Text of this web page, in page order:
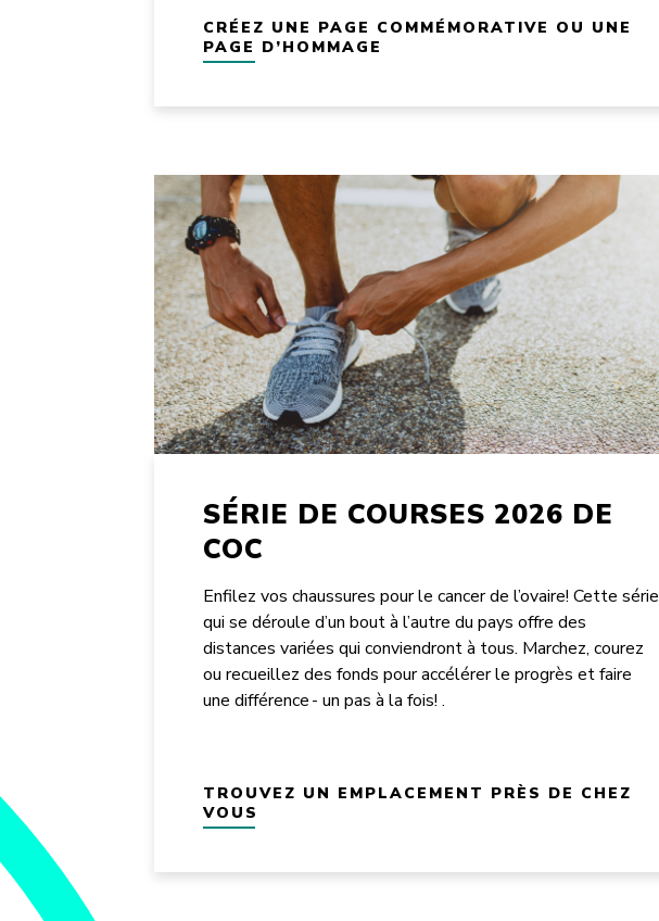
CRÉEZ UNE PAGE COMMÉMORATIVE OU UNE
PAGE D’HOMMAGE
SÉRIE DE COURSES 2026 DE
COC
Enfilez vos chaussures pour le cancer de l’ovaire! Cette série
qui se déroule d’un bout à l’autre du pays offre des
distances variées qui conviendront à tous. Marchez, courez
ou recueillez des fonds pour accélérer le progrès et faire
une différence - un pas à la fois! .
TROUVEZ UN EMPLACEMENT PRÈS DE CHEZ
VOUS